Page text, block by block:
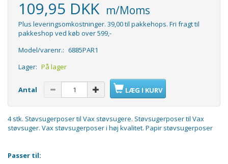
109,95 DKK m/Moms
Plus leveringsomkostninger. 39,00 til pakkehops. Fri fragt til
pakkeshop ved køb over 599,-
Model/varenr.: 6885PAR1
Lager: På lager
Antal LÆG I KURV
4 stk. Støvsugerposer til Vax støvsugere. Støvsugerposer til Vax
støvsuger. Vax støvsugerposer i høj kvalitet. Papir støvsugerposer
Passer til: